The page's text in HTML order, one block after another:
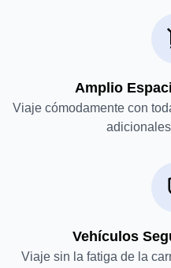
Amplio
Viaje cómodamente con
Vehículos
Viaje sin la fatiga de la